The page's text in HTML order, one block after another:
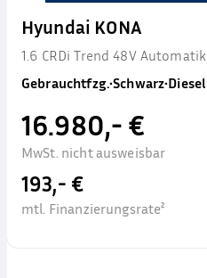
Hyundai KONA
1.6 CRDi Trend 48V Automatik
Gebrauchtfzg.•Schwarz•Diesel
16.980,- €
MwSt. nicht ausweisbar
193,- €
mtl. Finanzierungsrate²